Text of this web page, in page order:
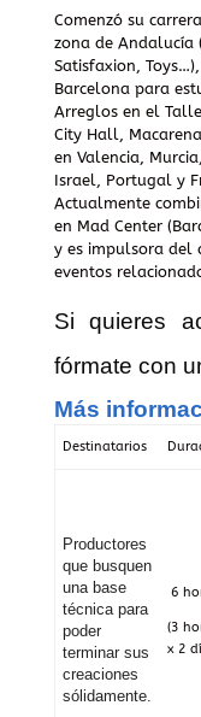
Comenzó su
zona de Andalucía
Satisfaxion,
Barcelona para
Arreglos en el
City Hall,
en Valencia,
Israel, Portugal y
Actualmente
en Mad Center
y es impulsora del
eventos
Si quieres
fórmate con
Más
Destinatarios
Productores
que busquen
una base
técnica para
poder
terminar sus
creaciones
sólidamente.
6
(3
x 2